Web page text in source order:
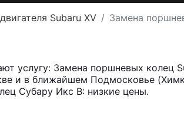
Subaru XV Замена
услугу: Замена поршневых колец
и в ближайшем Подмосковье
Субару Икс В: низкие цены.